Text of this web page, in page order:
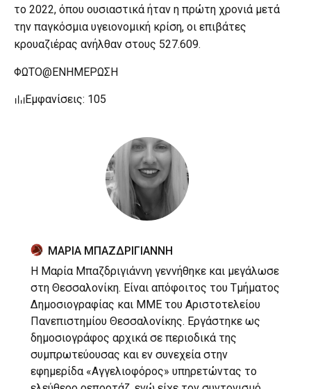
το 2022, όπου ουσιαστικά ήταν η πρώτη χρονιά μετά
την παγκόσμια υγειονομική κρίση, οι επιβάτες
κρουαζιέρας ανήλθαν στους 527.609.
ΦΩΤΟ@ΕΝΗΜΕΡΩΣΗ
Εμφανίσεις: 105
ΜΑΡΙΑ ΜΠΑΖΔΡΙΓΙΑΝΝΗ
Η Μαρία Μπαζδριγιάννη γεννήθηκε και μεγάλωσε
στη Θεσσαλονίκη. Είναι απόφοιτος του Τμήματος
Δημοσιογραφίας και ΜΜΕ του Αριστοτελείου
Πανεπιστημίου Θεσσαλονίκης. Εργάστηκε ως
δημοσιογράφος αρχικά σε περιοδικά της
συμπρωτεύουσας και εν συνεχεία στην
εφημερίδα «Αγγελιοφόρος» υπηρετώντας το